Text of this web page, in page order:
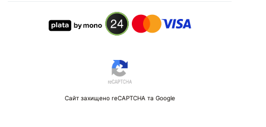
Сайт захищено reCAPTCHA та Google